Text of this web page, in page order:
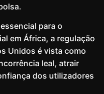
para o
em África, a regulação
Unidos é vista como
leal, atrair
dos utilizadores